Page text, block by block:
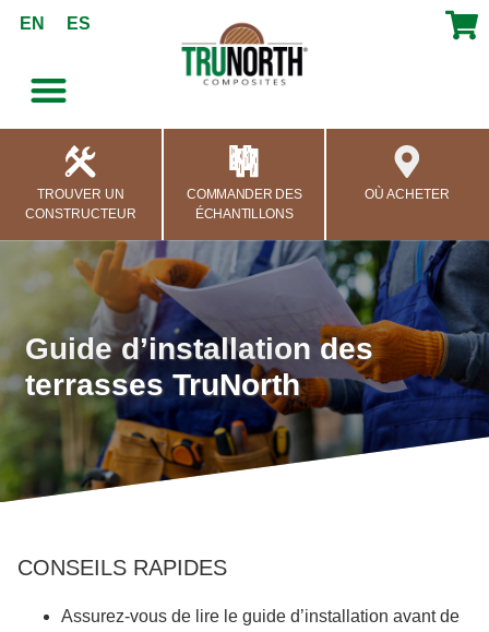
principal
EN ES
TROUVER UN
CONSTRUCTEUR
COMMANDER DES
ÉCHANTILLONS
OÙ ACHETER
Guide d’installation des
terrasses TruNorth
CONSEILS RAPIDES
Assurez-vous de lire le guide d’installation avant de